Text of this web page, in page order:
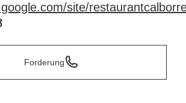
site/
Forderung